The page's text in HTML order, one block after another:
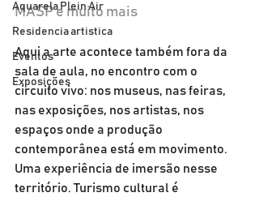
Aquarela Plein Air
Residencia artistica
Eventos
Exposições
MASP e muito mais
Aqui a arte acontece também fora da
sala de aula, no encontro com o
circuito vivo: nos museus, nas feiras,
nas exposições, nos artistas, nos
espaços onde a produção
contemporânea está em movimento.
Uma experiência de imersão nesse
território. Turismo cultural é